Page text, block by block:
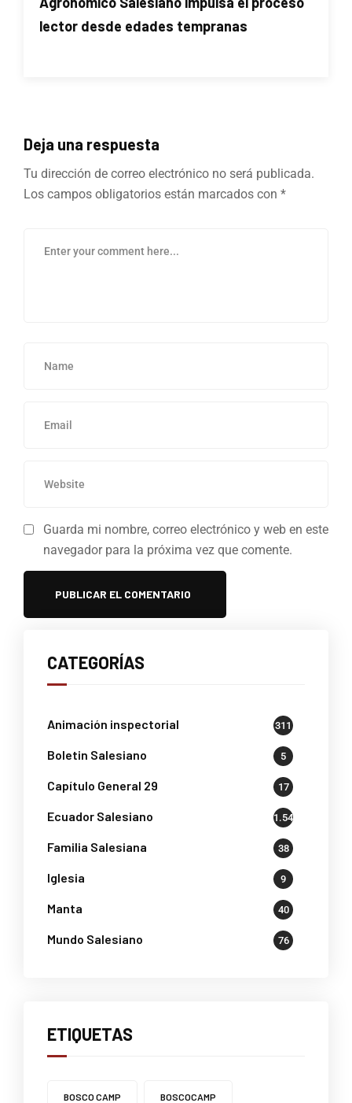
lector desde edades tempranas
Deja una respuesta
Tu dirección de correo electrónico no será publicada.
Los campos obligatorios están marcados con *
Guarda mi nombre, correo electrónico y web en este
navegador para la próxima vez que comente.
CATEGORÍAS
Animación inspectorial 311
Boletin Salesiano 5
Capítulo General 29 17
Ecuador Salesiano 1.541
Familia Salesiana 38
Iglesia 9
Manta 40
Mundo Salesiano 76
ETIQUETAS
BOSCO CAMP BOSCOCAMP